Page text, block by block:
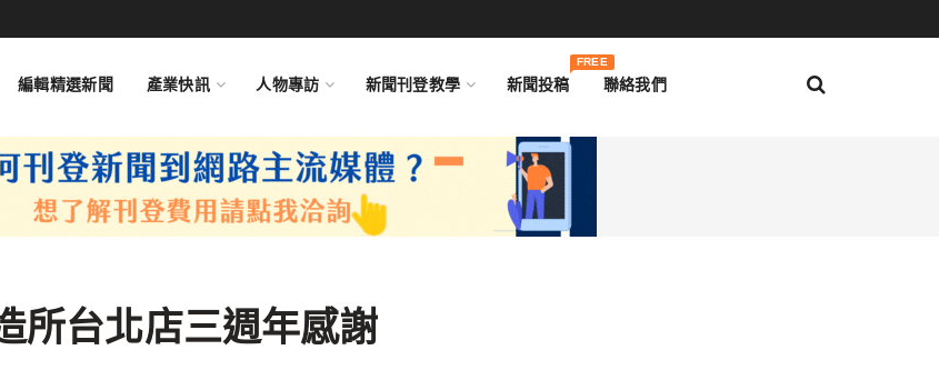
編輯精選新聞 產業快訊 人物專訪 新聞刊登教學 新聞投稿
FREE
聯絡我們
所台北店三週年感謝